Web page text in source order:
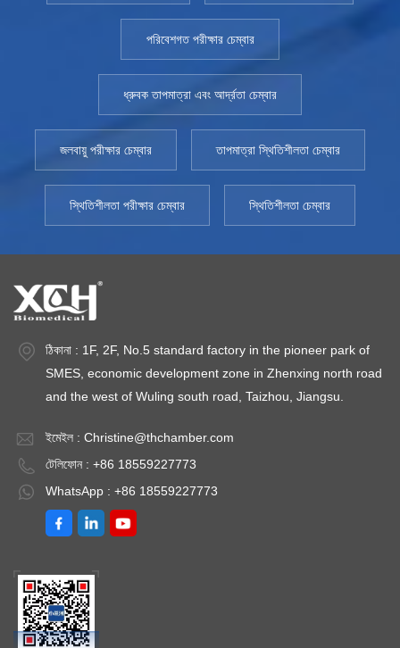
পরিবেশগত পরীক্ষার চেম্বার
ধ্রুবক তাপমাত্রা এবং আর্দ্রতা চেম্বার
জলবায়ু পরীক্ষার চেম্বার তাপমাত্রা স্থিতিশীলতা চেম্বার
স্থিতিশীলতা পরীক্ষার চেম্বার স্থিতিশীলতা চেম্বার
ঠিকানা : 1F, 2F, No.5 standard factory in the pioneer park of
SMES, economic development zone in Zhenxing north road
and the west of Wuling south road, Taizhou, Jiangsu.
ইমেইল : Christine@thchamber.com
টেলিফোন : +86 18559227773
WhatsApp : +86 18559227773